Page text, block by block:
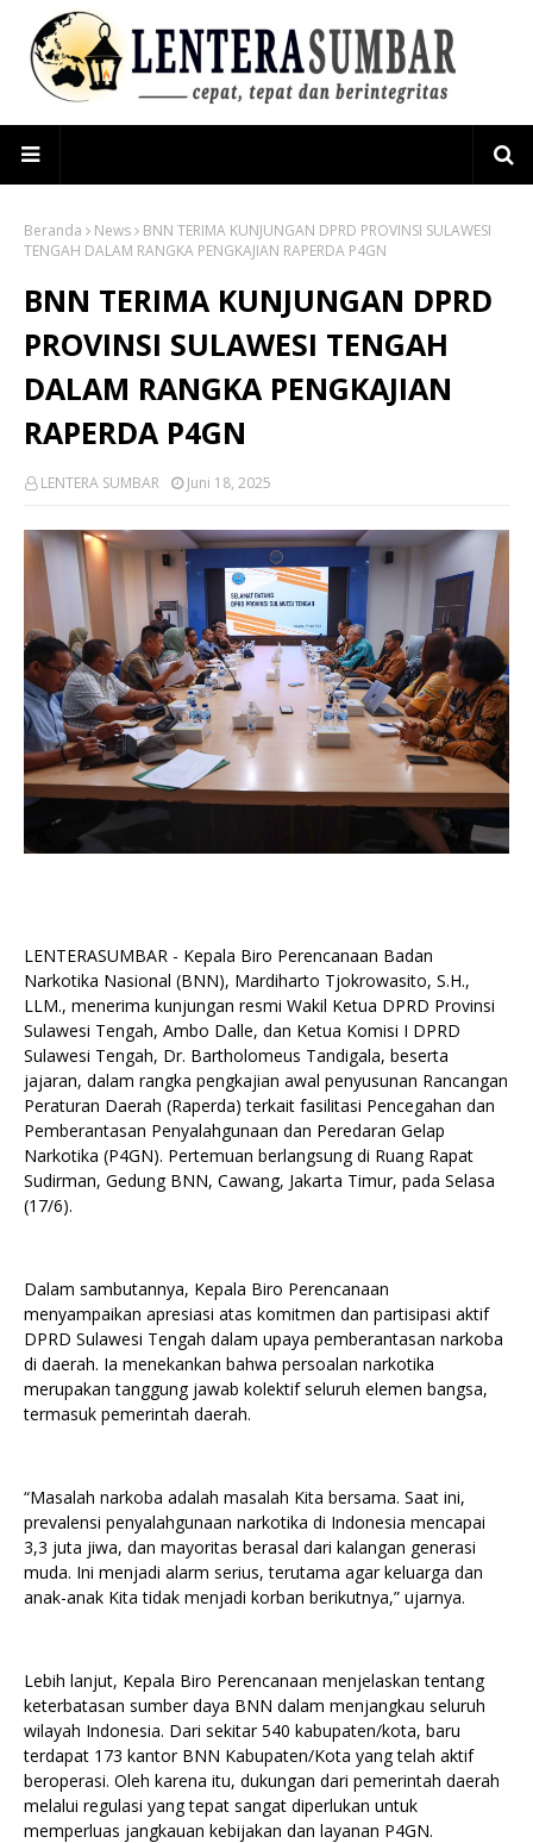
Beranda News
BNN TERIMA KUNJUNGAN DPRD PROVINSI SULAWESI
TENGAH DALAM RANGKA PENGKAJIAN RAPERDA P4GN
BNN TERIMA KUNJUNGAN DPRD
PROVINSI SULAWESI TENGAH
DALAM RANGKA PENGKAJIAN
RAPERDA P4GN
LENTERA SUMBAR Juni 18, 2025
LENTERASUMBAR - Kepala Biro Perencanaan Badan
Narkotika Nasional (BNN), Mardiharto Tjokrowasito, S.H.,
LLM., menerima kunjungan resmi Wakil Ketua DPRD Provinsi
Sulawesi Tengah, Ambo Dalle, dan Ketua Komisi I DPRD
Sulawesi Tengah, Dr. Bartholomeus Tandigala, beserta
jajaran, dalam rangka pengkajian awal penyusunan Rancangan
Peraturan Daerah (Raperda) terkait fasilitasi Pencegahan dan
Pemberantasan Penyalahgunaan dan Peredaran Gelap
Narkotika (P4GN). Pertemuan berlangsung di Ruang Rapat
Sudirman, Gedung BNN, Cawang, Jakarta Timur, pada Selasa
(17/6).
Dalam sambutannya, Kepala Biro Perencanaan
menyampaikan apresiasi atas komitmen dan partisipasi aktif
DPRD Sulawesi Tengah dalam upaya pemberantasan narkoba
di daerah. Ia menekankan bahwa persoalan narkotika
merupakan tanggung jawab kolektif seluruh elemen bangsa,
termasuk pemerintah daerah.
“Masalah narkoba adalah masalah Kita bersama. Saat ini,
prevalensi penyalahgunaan narkotika di Indonesia mencapai
3,3 juta jiwa, dan mayoritas berasal dari kalangan generasi
muda. Ini menjadi alarm serius, terutama agar keluarga dan
anak-anak Kita tidak menjadi korban berikutnya,” ujarnya.
Lebih lanjut, Kepala Biro Perencanaan menjelaskan tentang
keterbatasan sumber daya BNN dalam menjangkau seluruh
wilayah Indonesia. Dari sekitar 540 kabupaten/kota, baru
terdapat 173 kantor BNN Kabupaten/Kota yang telah aktif
beroperasi. Oleh karena itu, dukungan dari pemerintah daerah
melalui regulasi yang tepat sangat diperlukan untuk
memperluas jangkauan kebijakan dan layanan P4GN.